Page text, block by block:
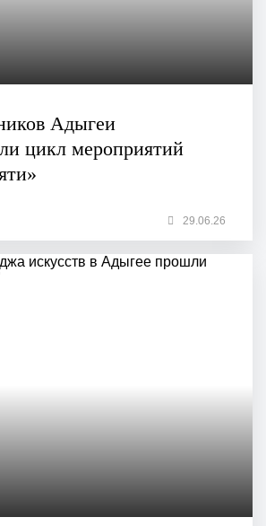
Адыгеи
цикл мероприятий
29.06.26